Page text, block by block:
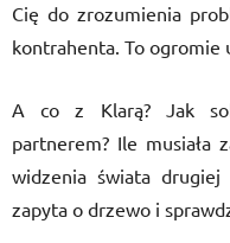
Cię do zrozumienia
kontrahenta. To ogromie
A co z Klarą? Jak
partnerem? Ile musiała
widzenia świata
zapyta o drzewo i